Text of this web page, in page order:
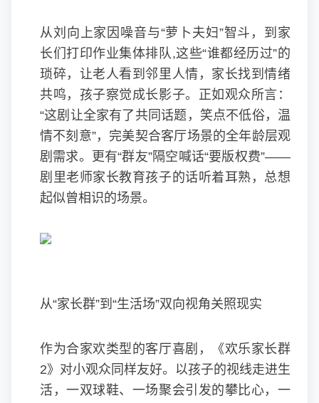
从刘向上家因噪音与“萝卜夫妇”智斗，到家
长们打印作业集体排队,这些“谁都经历过”的
琐碎，让老人看到邻里人情，家长找到情绪
共鸣，孩子察觉成长影子。正如观众所言：
“这剧让全家有了共同话题，笑点不低俗，温
情不刻意”，完美契合客厅场景的全年龄层观
剧需求。更有“群友”隔空喊话“要版权费”——
剧里老师家长教育孩子的话听着耳熟，总想
起似曾相识的场景。
从“家长群”到“生活场”双向视角关照现实
作为合家欢类型的客厅喜剧，《欢乐家长群
2》对小观众同样友好。以孩子的视线走进生
活，一双球鞋、一场聚会引发的攀比心，一